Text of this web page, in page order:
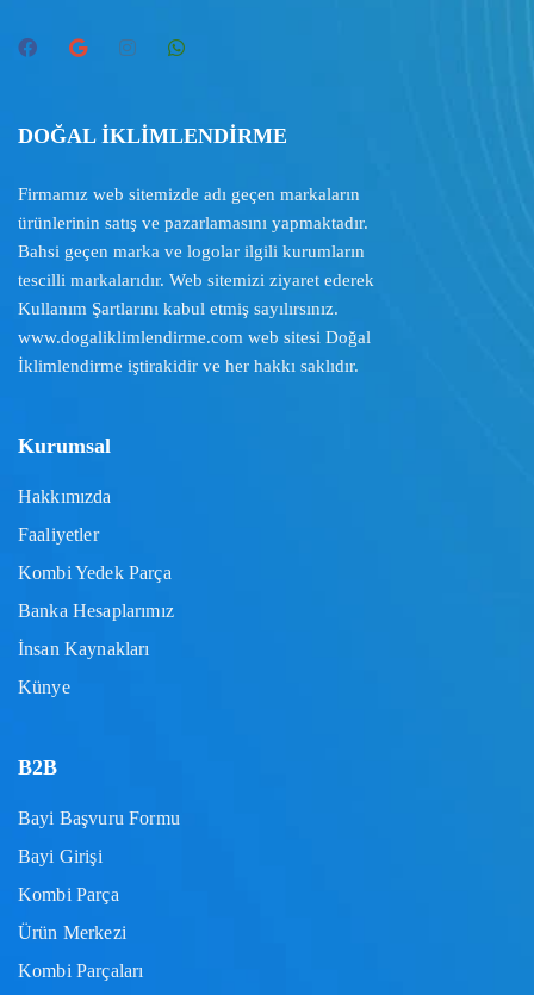
DOĞAL İKLİMLENDİRME
Firmamız web sitemizde adı geçen markaların
ürünlerinin satış ve pazarlamasını yapmaktadır.
Bahsi geçen marka ve logolar ilgili kurumların
tescilli markalarıdır. Web sitemizi ziyaret ederek
Kullanım Şartlarını kabul etmiş sayılırsınız.
www.dogaliklimlendirme.com web sitesi Doğal
İklimlendirme iştirakidir ve her hakkı saklıdır.
Kurumsal
Hakkımızda
Faaliyetler
Kombi Yedek Parça
Banka Hesaplarımız
İnsan Kaynakları
Künye
B2B
Bayi Başvuru Formu
Bayi Girişi
Kombi Parça
Ürün Merkezi
Kombi Parçaları